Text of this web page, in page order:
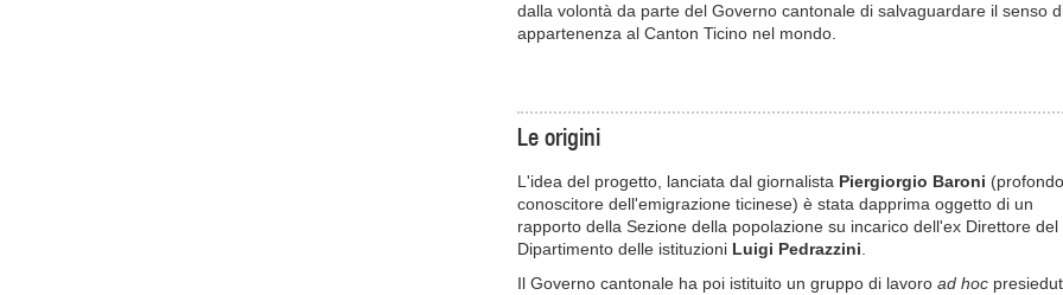
dalla volontà da parte del Governo cantonale di salvaguardare il senso
appartenenza al Canton Ticino nel mondo.
Le origini
L'idea del progetto, lanciata dal giornalista Piergiorgio Baroni (profondo
conoscitore dell'emigrazione ticinese) è stata dapprima oggetto di un
rapporto della Sezione della popolazione su incarico dell'ex Direttore del
Dipartimento delle istituzioni Luigi Pedrazzini.
Il Governo cantonale ha poi istituito un gruppo di lavoro ad hoc